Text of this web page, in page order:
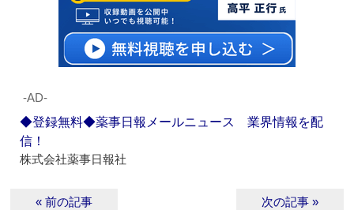
‐AD‐
◆登録無料◆薬事日報メールニュース 業界情報を配
信！
株式会社薬事日報社
« 前の記事 次の記事 »